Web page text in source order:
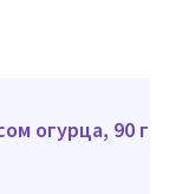
Картофельные чипсы Lays со вкусом огурца, 90 г